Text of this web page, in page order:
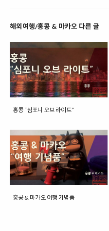
해외여행/홍콩 & 마카오 다른 글
홍콩 “심포니 오브 라이트”
홍콩 & 마카오 여행 기념품